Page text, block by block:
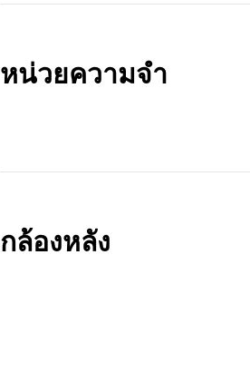
หน่วยความจำ
กล้องหลัง